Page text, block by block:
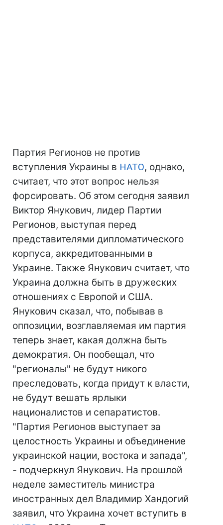
Партия Регионов не против
вступления Украины в НАТО, однако,
считает, что этот вопрос нельзя
форсировать. Об этом сегодня заявил
Виктор Янукович, лидер Партии
Регионов, выступая перед
представителями дипломатического
корпуса, аккредитованными в
Украине. Также Янукович считает, что
Украина должна быть в дружеских
отношениях с Европой и США.
Янукович сказал, что, побывав в
оппозиции, возглавляемая им партия
теперь знает, какая должна быть
демократия. Он пообещал, что
"регионалы" не будут никого
преследовать, когда придут к власти,
не будут вешать ярлыки
националистов и сепаратистов.
"Партия Регионов выступает за
целостность Украины и объединение
украинской нации, востока и запада",
- подчеркнул Янукович. На прошлой
неделе заместитель министра
иностранных дел Владимир Хандогий
заявил, что Украина хочет вступить в